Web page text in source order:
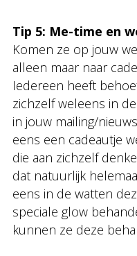
Tip 5: Me-time en
Komen ze op jouw
alleen maar naar
Iedereen heeft
zichzelf weleens in
in jouw mailing/
eens een cadeautje
die aan zichzelf
dat natuurlijk
eens in de watten
speciale glow
kunnen ze deze